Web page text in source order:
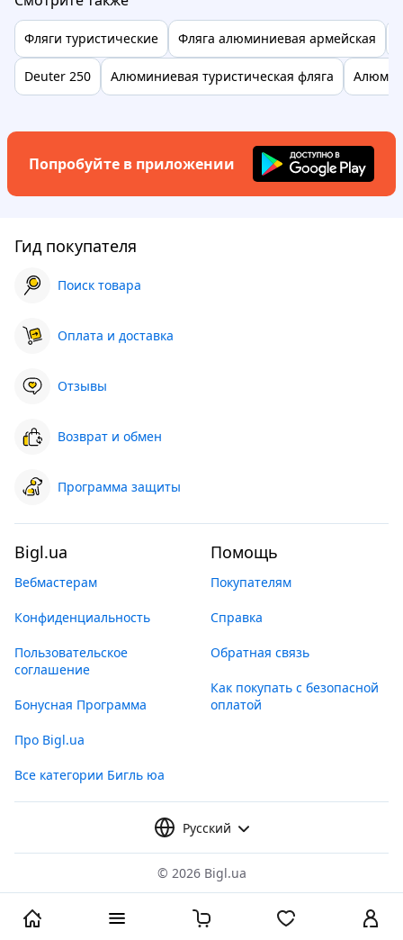
Фляги туристические Фляга алюминиевая армейская
Deuter 250 Алюминиевая туристическая фляга
Попробуйте в приложении
Гид покупателя
Поиск товара
Оплата и доставка
Отзывы
Возврат и обмен
Программа защиты
Bigl.ua
Вебмастерам
Конфиденциальность
Пользовательское
соглашение
Бонусная Программа
Про Bigl.ua
Все категории Бигль юа
Помощь
Покупателям
Справка
Обратная связь
Как покупать с безопасной
оплатой
Русский
© 2026 Bigl.ua